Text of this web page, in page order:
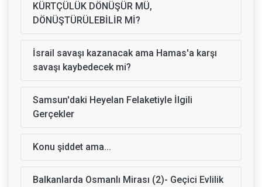
KÜRTÇÜLÜK DÖNÜŞÜR MÜ,
DÖNÜŞTÜRÜLEBİLİR Mİ?
İsrail savaşı kazanacak ama Hamas'a karşı
savaşı kaybedecek mi?
Samsun'daki Heyelan Felaketiyle İlgili
Gerçekler
Konu şiddet ama...
Balkanlarda Osmanlı Mirası (2)- Geçici Evlilik